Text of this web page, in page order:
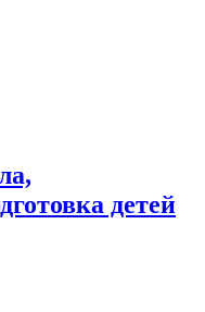
детей